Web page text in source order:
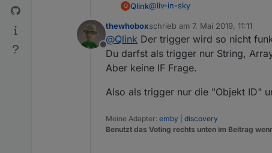
Q Qlink@liv-in-sky
vielen Dank für deine Hilfe !
Meintest du so ?
Vorallem bei den ersten 3
Offline
thewhoboxschrieb am 7. Mai 2019, 11:11
zuletzt editiert von
@Qlink Der trigger wird so nicht
Du darfst als trigger nur String,
Aber keine IF Frage.
Also als trigger nur die "Objekt ID"
Meine Adapter: emby
discovery
Benutzt das Voting rechts unten im Beitrag